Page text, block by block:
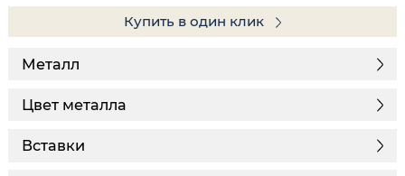
Купить в один клик
Металл
Цвет металла
Вставки